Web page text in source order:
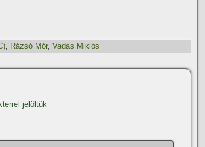
, Rázsó Mór, Vadas Miklós
jelöltük